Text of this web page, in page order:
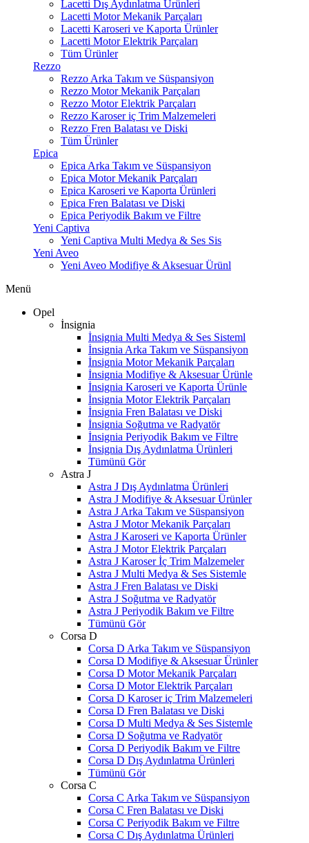
Lacetti Dış Aydınlatma Ürünleri
Lacetti Motor Mekanik Parçaları
Lacetti Karoseri ve Kaporta Ürünler
Lacetti Motor Elektrik Parçaları
Tüm Ürünler
Rezzo
Rezzo Arka Takım ve Süspansiyon
Rezzo Motor Mekanik Parçaları
Rezzo Motor Elektrik Parçaları
Rezzo Karoser iç Trim Malzemeleri
Rezzo Fren Balatası ve Diski
Tüm Ürünler
Epica
Epica Arka Takım ve Süspansiyon
Epica Motor Mekanik Parçaları
Epica Karoseri ve Kaporta Ürünleri
Epica Fren Balatası ve Diski
Epica Periyodik Bakım ve Filtre
Yeni Captiva
Yeni Captiva Multi Medya & Ses Sis
Yeni Aveo
Yeni Aveo Modifiye & Aksesuar Ürünl
Menü
Opel
İnsignia
İnsignia Multi Medya & Ses Sisteml
İnsignia Arka Takım ve Süspansiyon
İnsignia Motor Mekanik Parçaları
İnsignia Modifiye & Aksesuar Ürünle
İnsignia Karoseri ve Kaporta Ürünle
İnsignia Motor Elektrik Parçaları
İnsignia Fren Balatası ve Diski
İnsignia Soğutma ve Radyatör
İnsignia Periyodik Bakım ve Filtre
İnsignia Dış Aydınlatma Ürünleri
Tümünü Gör
Astra J
Astra J Dış Aydınlatma Ürünleri
Astra J Modifiye & Aksesuar Ürünler
Astra J Arka Takım ve Süspansiyon
Astra J Motor Mekanik Parçaları
Astra J Karoseri ve Kaporta Ürünler
Astra J Motor Elektrik Parçaları
Astra J Karoser İç Trim Malzemeler
Astra J Multi Medya & Ses Sistemle
Astra J Fren Balatası ve Diski
Astra J Soğutma ve Radyatör
Astra J Periyodik Bakım ve Filtre
Tümünü Gör
Corsa D
Corsa D Arka Takım ve Süspansiyon
Corsa D Modifiye & Aksesuar Ürünler
Corsa D Motor Mekanik Parçaları
Corsa D Motor Elektrik Parçaları
Corsa D Karoser iç Trim Malzemeleri
Corsa D Fren Balatası ve Diski
Corsa D Multi Medya & Ses Sistemle
Corsa D Soğutma ve Radyatör
Corsa D Periyodik Bakım ve Filtre
Corsa D Dış Aydınlatma Ürünleri
Tümünü Gör
Corsa C
Corsa C Arka Takım ve Süspansiyon
Corsa C Fren Balatası ve Diski
Corsa C Periyodik Bakım ve Filtre
Corsa C Dış Aydınlatma Ürünleri